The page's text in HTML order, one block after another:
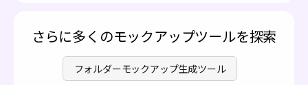
覧ください。
さらに多くのモックアップツールを探索
フォルダーモックアップ生成ツール